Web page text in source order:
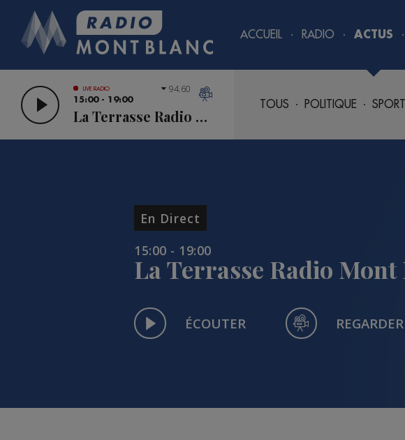
ACCUEIL RADIO ACTUS
TOUS POLITIQUE SPORT
LIVE RADIO
15:00 - 19:00
La Terrasse Radio Mont Blanc
94.60
En Direct
15:00 - 19:00
La Terrasse Radio Mont
ÉCOUTER REGARDER